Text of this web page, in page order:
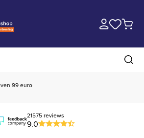
vandaag verzonden
21575 reviews
9.0